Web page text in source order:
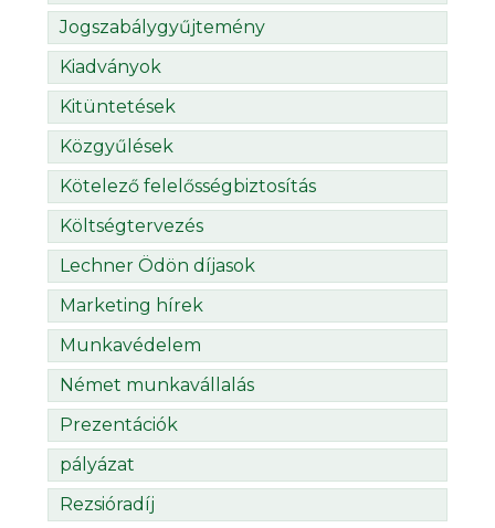
Jogszabálygyűjtemény
Kiadványok
Kitüntetések
Közgyűlések
Kötelező felelősségbiztosítás
Költségtervezés
Lechner Ödön díjasok
Marketing hírek
Munkavédelem
Német munkavállalás
Prezentációk
pályázat
Rezsióradíj